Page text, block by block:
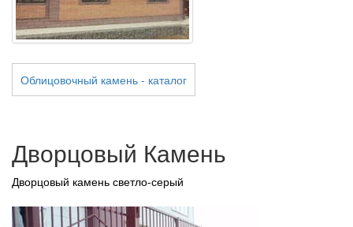
Облицовочный камень - каталог
Дворцовый Камень
Дворцовый камень светло-серый